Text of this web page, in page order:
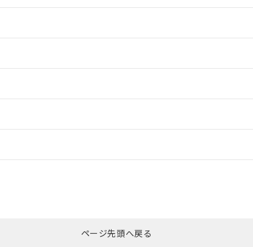
ダウンロードはこちらページ先頭へ戻る